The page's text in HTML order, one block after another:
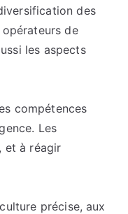
des
de
les aspects
compétences
Les
et à réagir
précise, aux